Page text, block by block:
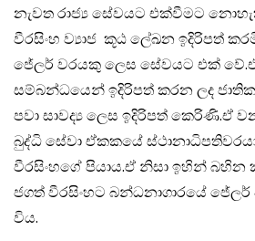
නැවත රාජ්‍ය සේවයට එක්වීමට
වීරසිංහ ව්‍යාජ කූඨ ලේඛන ඉදිරිපත්
ජේලර් වරයකු ලෙස සේවයට එක්
සම්බන්ධයෙන්‍ ඉදිරිපත් ⁣කරන ලද ජාතික
පවා සාවද්‍ය ලෙස ඉදිරිපත් කෙරිණි.ඒ
බුද්ධි සේවා ඒකකයේ
වීරසිංහගේ පියාය.ඒ නිසා ඉහින්
ජගත් වීරසිංහ⁣ට බන්ධනාගාරයේ
විය.